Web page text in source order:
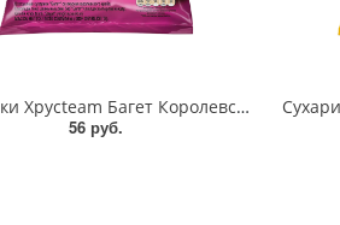
Сухарики Хрусteam Багет Королевский краб 60г
56 руб.